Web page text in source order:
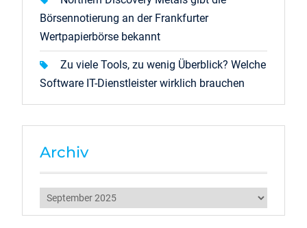
Börsennotierung an der Frankfurter
Wertpapierbörse bekannt
Zu viele Tools, zu wenig Überblick? Welche
Software IT-Dienstleister wirklich brauchen
Archiv
Archiv